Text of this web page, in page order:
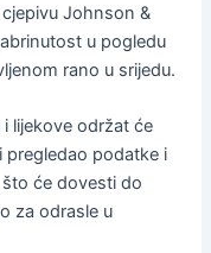
Johnson &
u pogledu
rano u srijedu.
lijekove održat će
pregledao podatke i
će dovesti do
za odrasle u